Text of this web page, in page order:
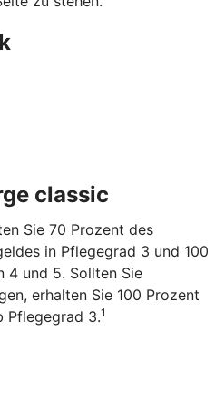
classic
Sie 70 Prozent des
in Pflegegrad 3 und 100
4 und 5. Sollten Sie
erhalten Sie 100 Prozent
Pflegegrad 3.1